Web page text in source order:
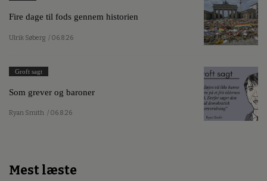
Fire dage til fods gennem historien
Ulrik Søberg / 06.8.26
Groft sagt
Som grever og baroner
Ryan Smith / 06.8.26
Mest læste